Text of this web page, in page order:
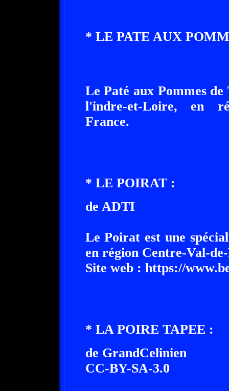
* LE PATE AUX
Le Paté aux Pommes
l'indre-et-Loire, en
France.
* LE POIRAT :
de ADTI
Le Poirat est une
en région Centre-Val-
Site web : https://
* LA POIRE TAPEE :
de GrandCelinien
CC-BY-SA-3.0